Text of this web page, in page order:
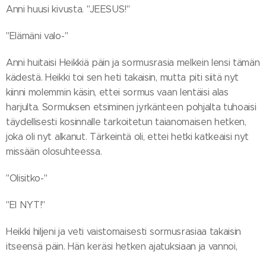
Anni huusi kivusta. "JEESUS!"
"Elämäni valo-"
Anni huitaisi Heikkiä päin ja sormusrasia melkein lensi tämän
kädestä. Heikki toi sen heti takaisin, mutta piti siitä nyt
kiinni molemmin käsin, ettei sormus vaan lentäisi alas
harjulta. Sormuksen etsiminen jyrkänteen pohjalta tuhoaisi
täydellisesti kosinnalle tarkoitetun taianomaisen hetken,
joka oli nyt alkanut. Tärkeintä oli, ettei hetki katkeaisi nyt
missään olosuhteessa.
"Olisitko-"
"EI NYT!"
Heikki hiljeni ja veti vaistomaisesti sormusrasiaa takaisin
itseensä päin. Hän keräsi hetken ajatuksiaan ja vannoi,